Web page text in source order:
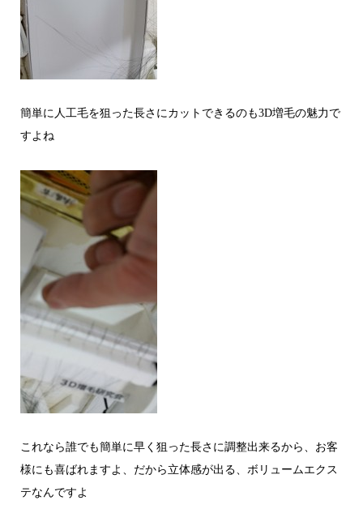
簡単に人工毛を狙った長さにカットできるのも3D増毛の魅力で
すよね
これなら誰でも簡単に早く狙った長さに調整出来るから、お客
様にも喜ばれますよ、だから立体感が出る、ボリュームエクス
テなんですよ